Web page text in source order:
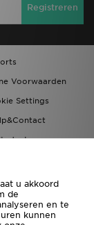
Registreren
Voorwaarden
Settings
u akkoord
de
en te
kunnen